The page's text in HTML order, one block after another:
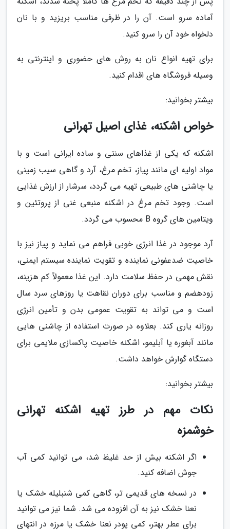
آماده سرو است. آن را در ظرفی مناسب بریزید و با نان
دلخواه خود آن را سرو کنید.
برای تهیه انواع نان به روش های حضوری و اینترنتی به
وسیله فروشگاه های اقدام کنید.
بیشتر بخوانید:
خواص اشکنه، غذای اصیل تهرانی
اشکنه که یکی از غذاهای سنتی و ساده ایرانی است و با
مواد اولیه ای مانند پیاز، تخم مرغ، آرد و گاهی سیب زمینی
یا چاشنی های طبیعی تهیه می گردد، سرشار از ارزش غذایی
است. وجود تخم مرغ در اشکنه منبعی غنی از پروتئین و
ویتامین های گروه B محسوب می گردد.
آرد موجود در غذا انرژی خوبی فراهم می نماید و پیاز نیز با
خاصیت ضدعفونی نماینده و تقویت نماینده سیستم ایمنی،
نقش مهمی در حفظ سلامت دارد. این غذا معمولاً کم هزینه،
زودهضم و مناسب برای دوران نقاهت یا روزهای سرد سال
است و می تواند به تقویت عمومی بدن و تأمین انرژی
روزانه یاری کند. بعلاوه در صورت استفاده از چاشنی هایی
مانند آبغوره یا آبلیمو، اشکنه خاصیت پاکسازی ملایمی برای
دستگاه گوارش خواهد داشت.
بیشتر بخوانید:
نکات مهم در طرز تهیه اشکنه تهرانی
خوشمزه
اگر اشکنه بیش از حد غلیظ شد، می توانید کمی آب
جوش اضافه کنید.
در نسخه های قدیمی تر، گاهی کمی شنبلیله خشک یا
نعنا خشک نیز به آن افزوده می شد. شما نیز می توانید
برای عطر بهتر، کمی پودر نعنا خشک یا مرزه در انتهای